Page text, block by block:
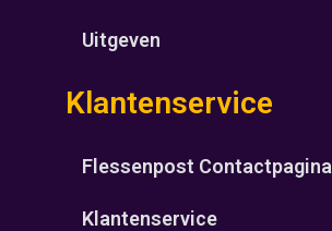
Uitgeven
Klantenservice
Flessenpost Contactpagina
Klantenservice